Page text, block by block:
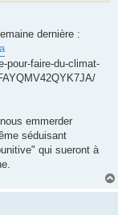
dernière :
pour-faire-du-climat-
emmerder
séduisant
qui sueront à